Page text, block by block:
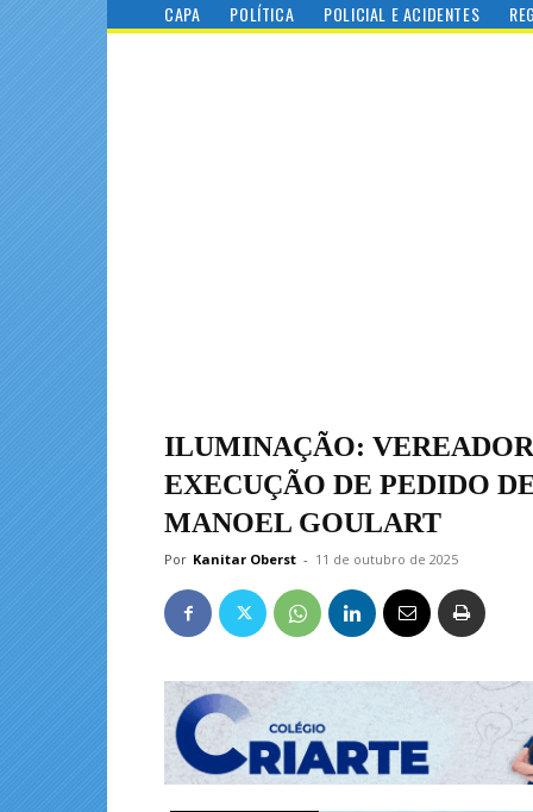
CAPA POLÍTICA POLICIAL E ACIDENTES
ILUMINAÇÃO:
EXECUÇÃO DE PEDIDO
MANOEL GOULART
Por Kanitar Oberst - 11 de outubro de 2025